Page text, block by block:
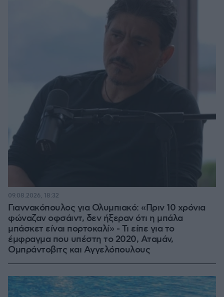
Γιαννακόπουλος για Ολυμπιακό: «Πριν 10 χρόνια
φώναζαν οφσάιντ, δεν ήξεραν ότι η μπάλα
μπάσκετ είναι πορτοκαλί» - Τι είπε για το
έμφραγμα που υπέστη το 2020, Αταμάν,
Ομπράντοβιτς και Αγγελόπουλους
09.08.2026, 18:32